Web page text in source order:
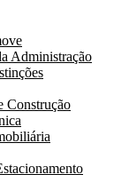
Administração
Construção